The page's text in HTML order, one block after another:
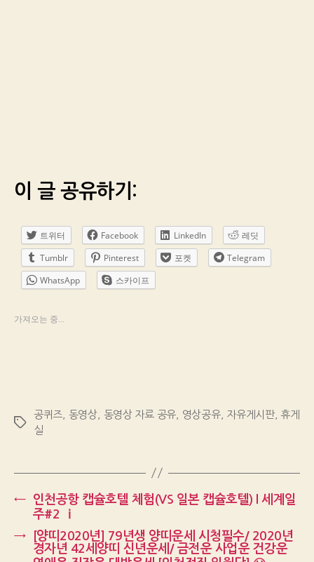
이 글 공유하기:
트위터 Facebook LinkedIn
레딧
Tumblr
Pinterest 포켓
Telegram
WhatsApp
스카이프
가져오는 중...
Tags
공퀴즈 동영상 동영상 자료 공유 영상공유, 자유게시판, 휴게
실
←
인천공항 캡슐호텔 체험(VS 일본 캡슐호텔) l 세계일
주#2 ⅰ
→
[양띠2020년] 79년생 양띠운세 시청필수/ 2020년
경자년 42세양띠 신년운세/ 금전운 사업운 건강운